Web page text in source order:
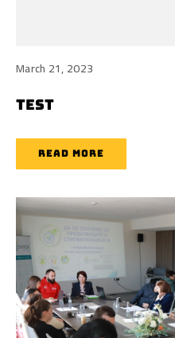
March 21, 2023
TEST
READ MORE